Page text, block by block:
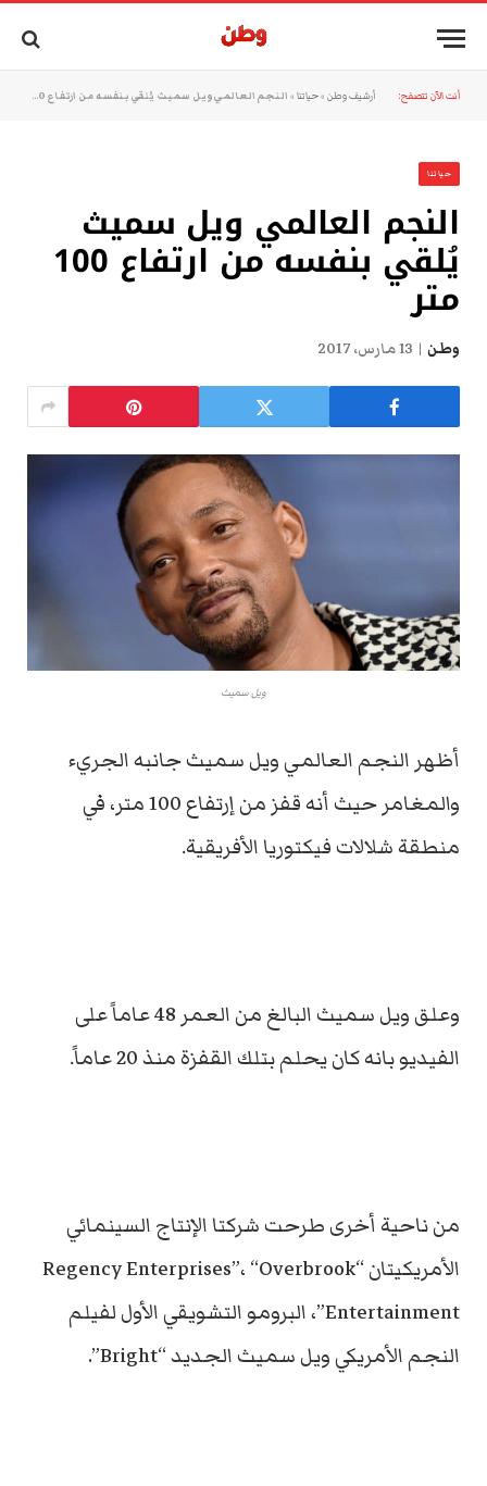
أنت الآن تتصفح: أرشيف وطن »حياتنا » النجم العالمي ويل سميث يُلقي بنفسه من ارتفاع 100 متر
حياتنا
النجم العالمي ويل سميث
يُلقي بنفسه من ارتفاع 100
متر
وطن 13 مارس، 2017
ويل سميث
أظهر النجم العالمي ويل سميث جانبه الجريء
والمغامر حيث أنه قفز من إرتفاع 100 متر، في
منطقة شلالات فيكتوريا الأفريقية.
وعلق ويل سميث البالغ من العمر 48 عاماً على
الفيديو بانه كان يحلم بتلك القفزة منذ 20 عاماً.
من ناحية أخرى طرحت شركتا الإنتاج السينمائي
الأمريكيتان “Regency Enterprises”، “Overbrook
Entertainment”، البرومو التشويقي الأول لفيلم
النجم الأمريكي ويل سميث الجديد “Bright”.